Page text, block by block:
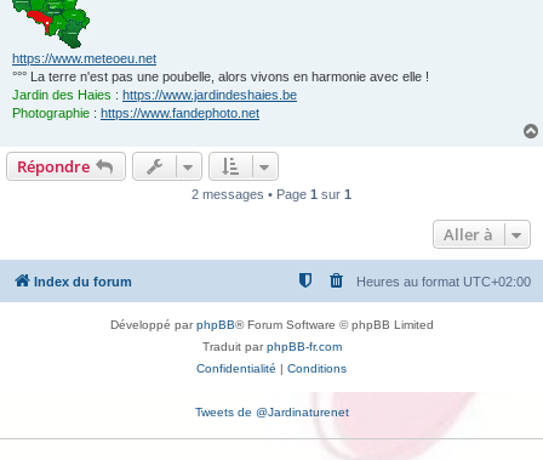
https://www.meteoeu.net
°°° La terre n'est pas une poubelle, alors vivons en harmonie avec elle !
Jardin des Haies : https://www.jardindeshaies.be
Photographie : https://www.fandephoto.net
Répondre
2 messages • Page 1 sur 1
Aller à
Index du forum Heures au format UTC+02:00
Développé parphpBB® Forum Software © phpBB Limited
Traduit parphpBB-fr.com
Confidentialité | Conditions
Tweets de @Jardinaturenet